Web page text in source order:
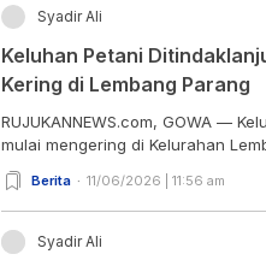
Syadir Ali
Keluhan Petani
Kering di Lembang Parang
RUJUKANNEWS.com, GOWA —
mulai mengering di Kelurahan
Berita 11/06/2026 | 11:56 am
Syadir Ali